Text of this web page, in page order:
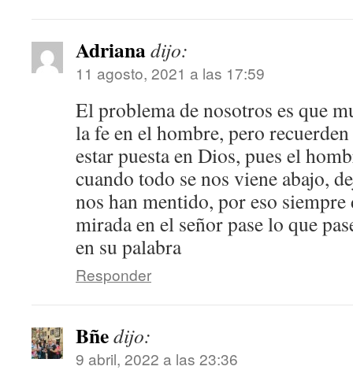
Adrianadijo:
11 agosto, 2021 a las 17:59
El problema de nosotros es que
la fe en el hombre, pero
estar puesta en Dios, pues el
cuando todo se nos viene abajo,
nos han mentido, por eso siempre
mirada en el señor pase lo que
en su palabra
Responder
Bñedijo:
9 abril, 2022 a las 23:36